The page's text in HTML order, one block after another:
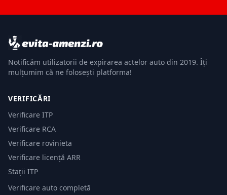
Notificăm utilizatorii de expirarea actelor auto din 2019. Îți
mulțumim că ne folosești platforma!
VERIFICĂRI
Verificare ITP
Verificare RCA
Verificare rovinieta
Verificare licență ARR
Stații ITP
Verificare auto completă